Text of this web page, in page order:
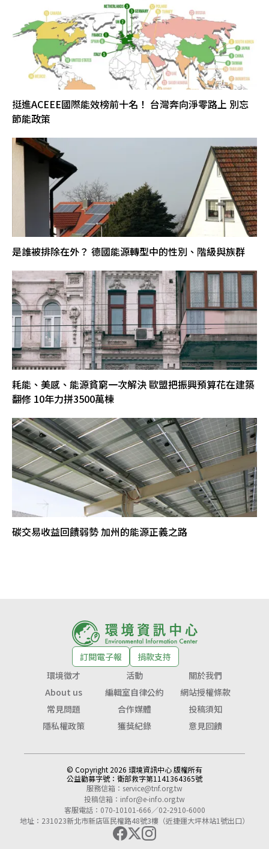
挺進ACEEE國際能效榜前十名！ 台灣奔向淨零路上 別忘
節能政策
是誰被排除在外？ 德國能源轉型中的性別、階級與族群
耗能、美感、能源貧窮一次解決 歐盟把振興預算花在建築
翻修 10年力拼3500萬棟
碳交易收益回饋弱勢 加州的能源正義之路
訂閱電子報
捐款支持
環境徵才
活動
關於我們
About us
編輯室自律公約
網站授權條款
常見問題
合作媒體
投稿須知
隱私權政策
獲獎紀錄 意見回饋
© Copyright 2026 環境資訊中心 版權所有
公益勸募字號： 衛部救字第1141364365號
服務信箱： service@tnf.org.tw
投稿信箱： infor@e-info.org.tw
客服電話：070-10101-666／02-2910-6000
地址：231023新北市新店區民權路48號3樓（近捷運大坪林站1號出口）